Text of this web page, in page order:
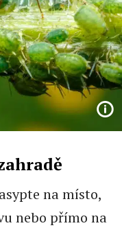
na místo,
nebo přímo na